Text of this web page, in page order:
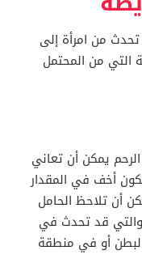
من امرأة إلى
التي من المحتمل
يمكن أن تعاني
أخف في المقدار
أن تلاحظ الحامل
قد تحدث في
أو في منطقة